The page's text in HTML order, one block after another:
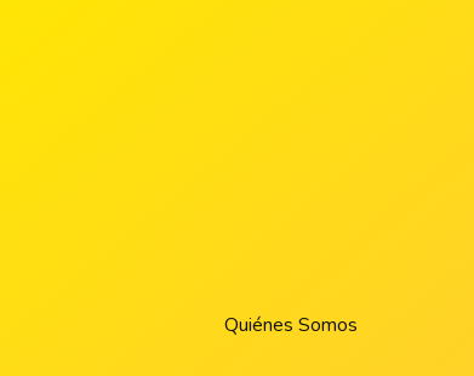
Quiénes Somos